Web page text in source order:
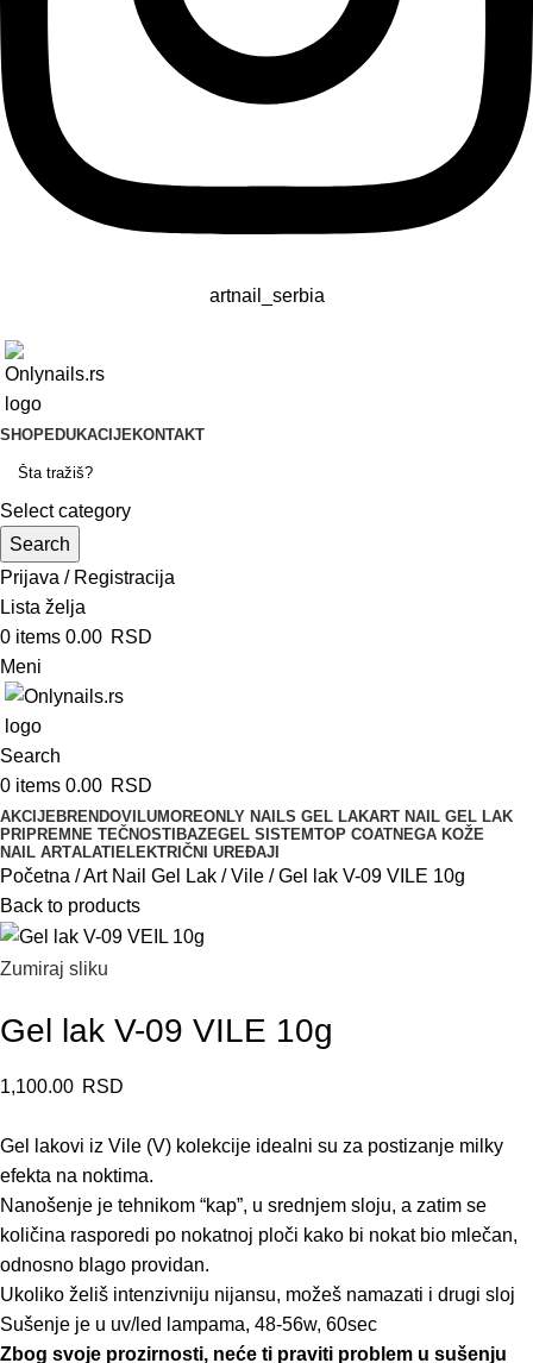
artnail_serbia
SHOPEDUKACIJEKONTAKT
Select category
Search
Prijava / Registracija
Lista želja
0 items 0.00 RSD
Meni
Search
0 items 0.00 RSD
AKCIJEBRENDOVI LUMOREONLY NAILS GEL LAKART NAIL GEL LAK
PRIPREMNE TEČNOSTI BAZEGEL SISTEMTOP COATNEGA KOŽE
NAIL ARTALATI ELEKTRIČNI UREĐAJI
Početna Art Nail Gel Lak Vile
Gel lak V-09 VILE 10g
Back to products
Zumiraj sliku
Gel lak V-09 VILE 10g
1,100.00 RSD
Gel lakovi iz Vile (V) kolekcije idealni su za postizanje milky
efekta na noktima.
Nanošenje je tehnikom “kap”, u srednjem sloju, a zatim se
količina rasporedi po nokatnoj ploči kako bi nokat bio mlečan,
odnosno blago providan.
Ukoliko želiš intenzivniju nijansu, možeš namazati i drugi sloj
Sušenje je u uv/led lampama, 48-56w, 60sec
Zbog svoje prozirnosti, neće ti praviti problem u sušenju